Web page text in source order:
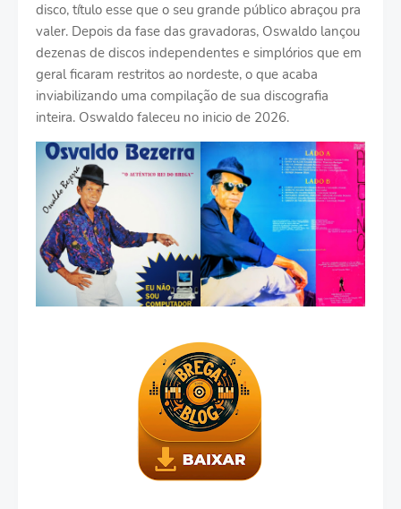
disco, título esse que o seu grande público abraçou pra
valer. Depois da fase das gravadoras, Oswaldo lançou
dezenas de discos independentes e simplórios que em
geral ficaram restritos ao nordeste, o que acaba
inviabilizando uma compilação de sua discografia
inteira. Oswaldo faleceu no inicio de 2026.